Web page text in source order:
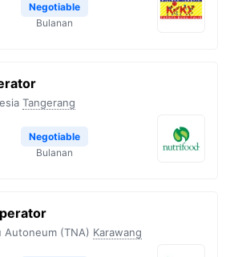
Negotiable
Bulanan
Tangerang
Negotiable
Bulanan
Autoneum (TNA) Karawang